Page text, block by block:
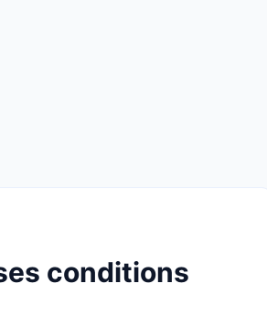
conditions